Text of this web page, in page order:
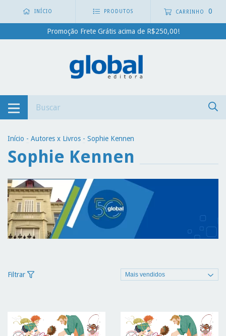
INÍCIO PRODUTOS CARRINHO 0
Promoção Frete Grátis acima de R$250,00!
Início - Autores x Livros - Sophie Kennen
Sophie Kennen
Filtrar